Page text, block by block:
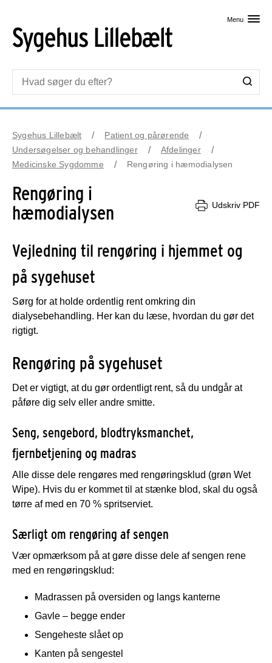
Menu
Sygehus Lillebælt
Patient og pårørende
Undersøgelser og behandlinger
Afdelinger
Medicinske Sygdomme
Rengøring i hæmodialysen
Rengøring i
hæmodialysen
Udskriv PDF
Vejledning til rengøring i hjemmet og
på sygehuset
Sørg for at holde ordentlig rent omkring din
dialysebehandling. Her kan du læse, hvordan du gør det
rigtigt.
Rengøring på sygehuset
Det er vigtigt, at du gør ordentligt rent, så du undgår at
påføre dig selv eller andre smitte.
Seng, sengebord, blodtryksmanchet,
fjernbetjening og madras
Alle disse dele rengøres med rengøringsklud (grøn Wet
Wipe). Hvis du er kommet til at stænke blod, skal du også
tørre af med en 70 % spritserviet.
Særligt om rengøring af sengen
Vær opmærksom på at gøre disse dele af sengen rene
med en rengøringsklud:
Madrassen på oversiden og langs kanterne
Gavle – begge ender
Sengeheste slået op
Kanten på sengestel